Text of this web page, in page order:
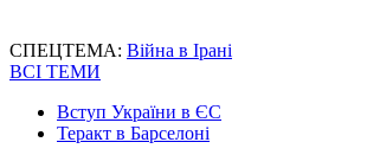
СПЕЦТЕМА: Війна в Ірані
ВСІ ТЕМИ
Вступ України в ЄС
Теракт в Барселоні